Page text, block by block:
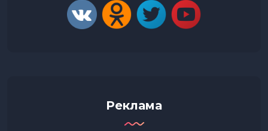
Реклама